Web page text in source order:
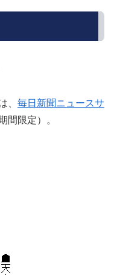
、 毎日新聞ニュースサ
間限定）。